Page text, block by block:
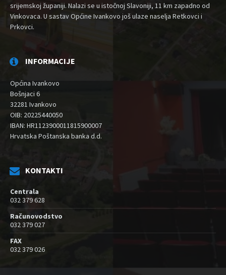
srijemskoj županiji. Nalazi se u istočnoj Slavoniji, 11 km zapadno od
Vinkovaca. U sastav Općine Ivankovo još ulaze naselja Retkovci i
Prkovci.
INFORMACIJE
Općina Ivankovo
Bošnjaci 6
32281 Ivankovo
OIB: 20225440050
IBAN: HR1123900011815900007
Hrvatska Poštanska banka d.d.
KONTAKTI
Centrala
032 379 628
Računovodstvo
032 379 027
FAX
032 379 026